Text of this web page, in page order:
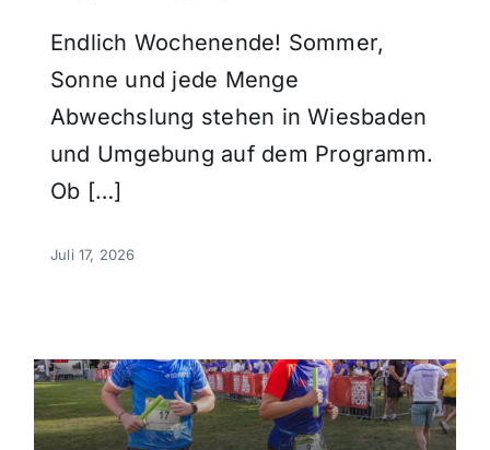
Endlich Wochenende! Sommer,
Sonne und jede Menge
Abwechslung stehen in Wiesbaden
und Umgebung auf dem Programm.
Ob […]
Juli 17, 2026